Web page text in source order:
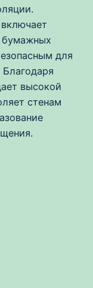
бумажных
для
высокой
стенам